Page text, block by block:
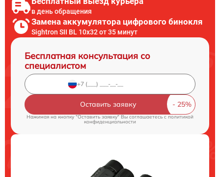
в день обращения
Замена аккумулятора цифрового бинокля
Sightron SII BL 10x32 от 35 минут
Бесплатная консультация со
специалистом
Оставить заявку
Нажимая на кнопку "Оставить заявку" Вы соглашаетесь cполитикой
конфиденциальности